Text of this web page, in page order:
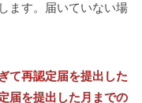
ます。届いていない場
て再認定届を提出した
届を提出した月までの